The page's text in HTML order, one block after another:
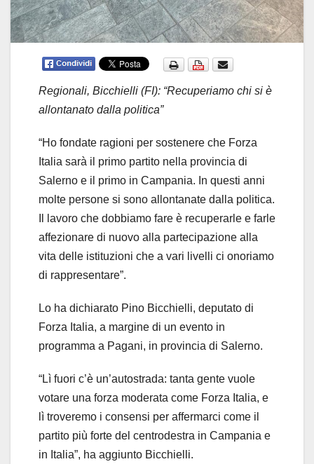
Regionali, Bicchielli (FI): “Recuperiamo chi si è
allontanato dalla politica”
“Ho fondate ragioni per sostenere che Forza
Italia sarà il primo partito nella provincia di
Salerno e il primo in Campania. In questi anni
molte persone si sono allontanate dalla politica.
Il lavoro che dobbiamo fare è recuperarle e farle
affezionare di nuovo alla partecipazione alla
vita delle istituzioni che a vari livelli ci onoriamo
di rappresentare”.
Lo ha dichiarato Pino Bicchielli, deputato di
Forza Italia, a margine di un evento in
programma a Pagani, in provincia di Salerno.
“Lì fuori c’è un’autostrada: tanta gente vuole
votare una forza moderata come Forza Italia, e
lì troveremo i consensi per affermarci come il
partito più forte del centrodestra in Campania e
in Italia”, ha aggiunto Bicchielli.